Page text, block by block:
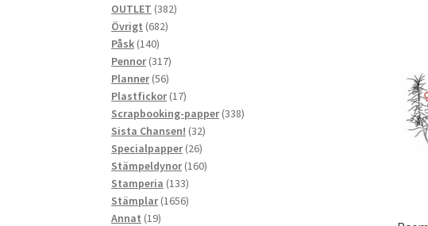
produkter
OUTLET 382382
Övrigt 682682
Påsk 140140
produkter
Pennor 317317
produkter
Planner 5656
produkter
Plastfickor 1717
produkter
Scrapbooking-papper 338338
Sista Chansen! 3232
Specialpapper 2626
produkter
Stämpeldynor 160160
Stamperia 133133
produkter
Stämplar 16561656
Annat 1919